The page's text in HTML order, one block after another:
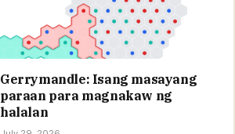
Gerrymandle: Isang masayang
paraan para magnakaw ng
halalan